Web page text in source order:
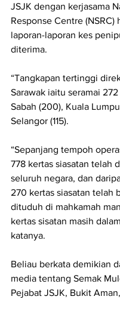
JSJK dengan kerjasama
Response Centre (NSRC)
laporan-laporan kes
diterima.
“Tangkapan tertinggi
Sarawak iaitu seramai
Sabah (200), Kuala
Selangor (115).
“Sepanjang tempoh
778 kertas siasatan telah
seluruh negara, dan
270 kertas siasatan telah
dituduh di mahkamah
kertas sisatan masih
katanya.
Beliau berkata demikian
media tentang Semak
Pejabat JSJK, Bukit